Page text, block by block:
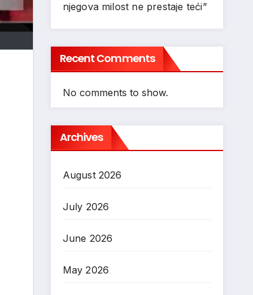
njegova milost ne prestaje teći”
Recent Comments
No comments to show.
Archives
August 2026
July 2026
June 2026
May 2026